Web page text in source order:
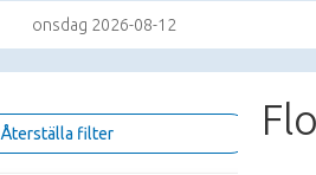
onsdag 2026-08-12
Återställa filter